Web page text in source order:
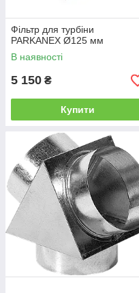
Фільтр для турбіни
PARKANEX Ø125 мм
В наявності
5 150 ₴
Купити